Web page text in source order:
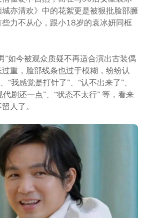
亦清欢》中的花絮更是被狠批脸部臃
力不从心，跟小18岁的袁冰妍同框
”如今被观众质疑不再适合演出古装偶
重，脸部线条也过于模糊，纷纷认
“我感觉是打针了”、“认不出来了”、
代剧还一点”、“状态不太行” 等，看来
人了。